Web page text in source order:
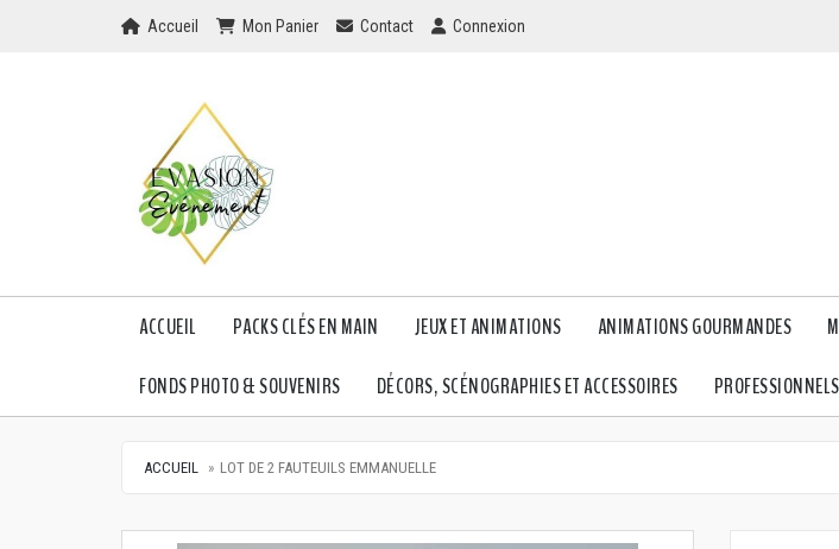
Home
Accueil Mon Panier
Mon Panier Checkout
Contact Checkout
Connexion
ACCUEIL PACKS CLÉS EN MAIN JEUX ET ANIMATIONS ANIMATIONS GOURMANDES
FONDS PHOTO & SOUVENIRS DÉCORS, SCÉNOGRAPHIES ET ACCESSOIRES PROFESSIONNELS
ACCUEIL LOT DE 2 FAUTEUILS EMMANUELLE